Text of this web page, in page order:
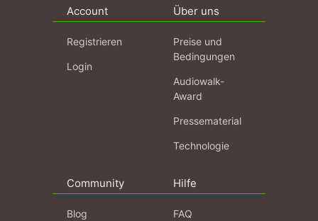
Account
Registrieren
Login
Über uns
Preise und
Bedingungen
Audiowalk-
Award
Pressematerial
Technologie
Community
Blog
Hilfe
FAQ